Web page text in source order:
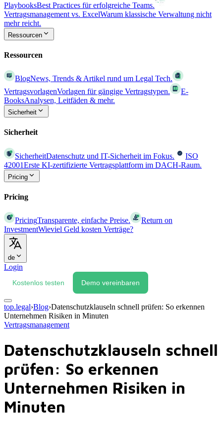
PlaybooksBest Practices für erfolgreiche Teams.
Vertragsmanagement vs. ExcelWarum klassische Verwaltung nicht
mehr reicht.
Ressourcen
Ressourcen
BlogNews, Trends & Artikel rund um Legal Tech.
VertragsvorlagenVorlagen für gängige Vertragstypen.
E-
BooksAnalysen, Leitfäden & mehr.
Sicherheit
Sicherheit
SicherheitDatenschutz und IT-Sicherheit im Fokus.
ISO
42001Erste KI-zertifizierte Vertragsplattform im DACH-Raum.
Pricing
Pricing
PricingTransparente, einfache Preise.
Return on
InvestmentWieviel Geld kosten Verträge?
de
Login
Kostenlos testen Demo vereinbaren
top.legal›Blog›Datenschutzklauseln schnell prüfen: So erkennen
Unternehmen Risiken in Minuten
Vertragsmanagement
Datenschutzklauseln schnell
prüfen: So erkennen
Unternehmen Risiken in
Minuten